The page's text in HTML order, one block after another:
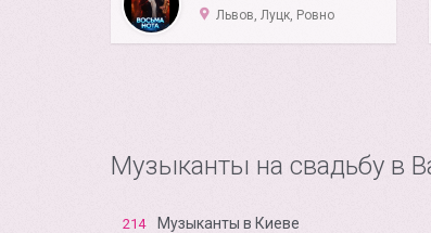
Львов, Луцк, Ровно
Музыканты на свадьбу в
214 Музыканты в Киеве